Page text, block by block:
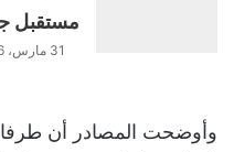
مستقبل
31 مارس، 2026
وأوضحت المصادر أن